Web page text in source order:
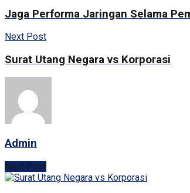
Jaga Performa Jaringan Selama
Next Post
Surat Utang Negara vs Korporasi
Admin
Next Post